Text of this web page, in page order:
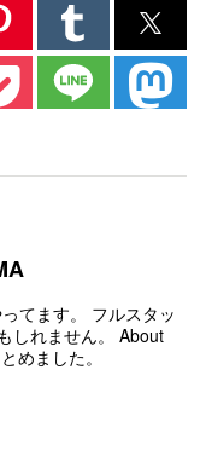
てます。 フルスタッ
しれません。 About
めました。